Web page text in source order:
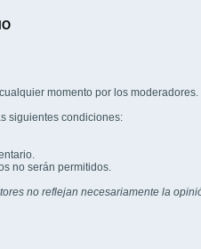
momento por los moderadores.
siguientes condiciones:
no serán permitidos.
no reflejan necesariamente la